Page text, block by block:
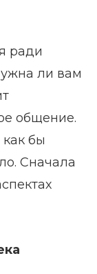
ради
ли вам
общение.
бы
Сначала